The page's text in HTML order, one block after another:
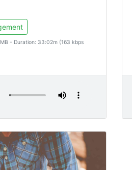
- Duration: 33:02m (163 kbps